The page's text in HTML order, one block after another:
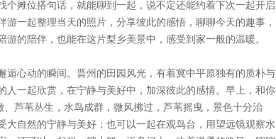
摊位搭句话，就能聊到一起，说不定还能约着下次一起开启
一起整理当天的照片，分享彼此的感悟，聊聊今天的趣事，
的陪伴，也能在这片梨乡美景中，感受到家一般的温暖。
心动的瞬间。晋州的田园风光，有着冀中平原独有的质朴与
一起欣赏，在宁静与美好中，加深彼此的感情。早上，和你
芦苇丛生，水鸟成群，微风拂过，芦苇摇曳，景色十分治
自然的宁静与美好；也可以一起在观鸟台，用望远镜观察水